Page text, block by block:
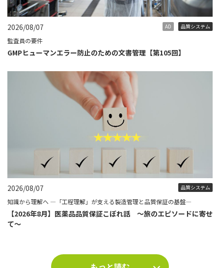
2026/08/07 AD 品質システム
監査員の要件
GMPヒューマンエラー防止のための文書管理【第105回】
2026/08/07 品質システム
知識から理解へ ―「工程理解」が支える製造管理と品質保証の基盤―
【2026年8月】医薬品品質保証こぼれ話 ～旅のエピソードに寄せ
て～